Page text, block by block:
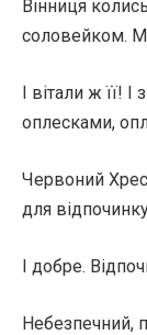
Вінниця
соловейком.
І вітали ж її!
оплесками,
Червоний
для
І добре.
Небезпечний,